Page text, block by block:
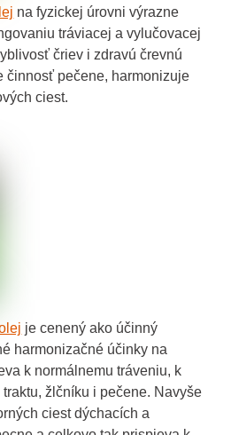
na fyzickej úrovni výrazne
tráviacej a vylučovacej
čriev i zdravú črevnú
činnosť pečene, harmonizuje
ciest.
je cenený ako účinný
harmonizačné účinky na
k normálnemu tráveniu, k
žlčníku i pečene. Navyše
ciest dýchacích a